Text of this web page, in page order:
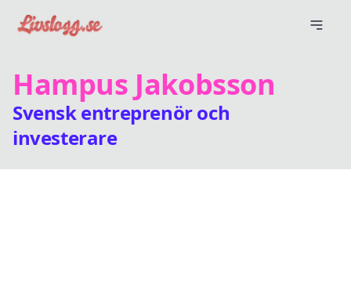
Hampus Jakobsson
Svensk entreprenör och
investerare